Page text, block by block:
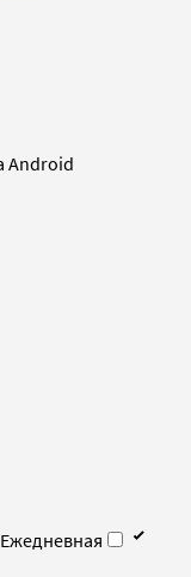
Android
Ежедневная